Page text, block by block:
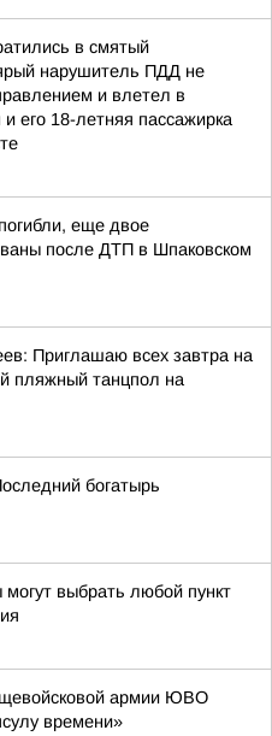
в смятый
нарушитель ПДД не
и влетел в
его 18-летняя пассажирка
еще двое
после ДТП в Шпаковском
Приглашаю всех завтра на
пляжный танцпол на
богатырь
выбрать любой пункт
армии ЮВО
времени»